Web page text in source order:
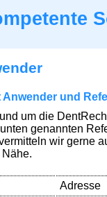
Anwender und
um die
genannten
wir gerne
Adresse